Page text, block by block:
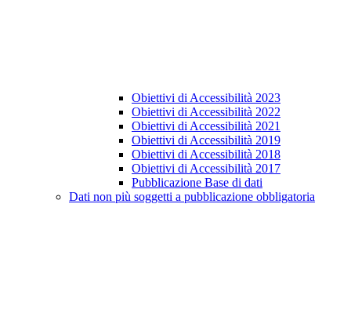
Obiettivi di Accessibilità 2023
Obiettivi di Accessibilità 2022
Obiettivi di Accessibilità 2021
Obiettivi di Accessibilità 2019
Obiettivi di Accessibilità 2018
Obiettivi di Accessibilità 2017
Pubblicazione Base di dati
Dati non più soggetti a pubblicazione obbligatoria